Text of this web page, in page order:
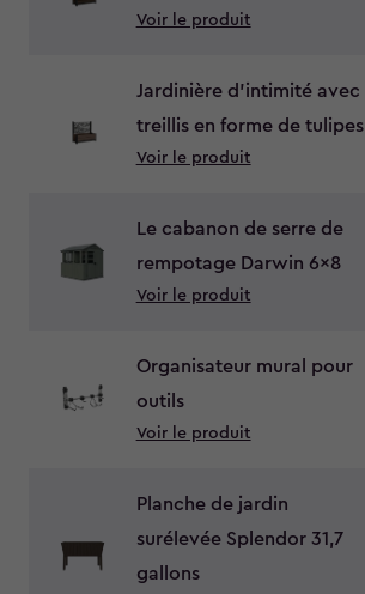
Voir le produit
Jardinière d’intimité avec
treillis en forme de tulipes
Voir le produit
Le cabanon de serre de
rempotage Darwin 6×8
Voir le produit
Organisateur mural pour
outils
Voir le produit
Planche de jardin
surélevée Splendor 31,7
gallons